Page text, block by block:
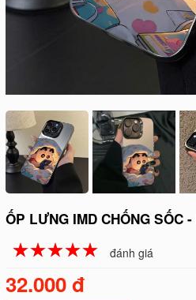
ỐP LƯNG IMD CHỐNG SỐC
☆☆☆☆☆
★★★★★ đánh giá
32.000 đ